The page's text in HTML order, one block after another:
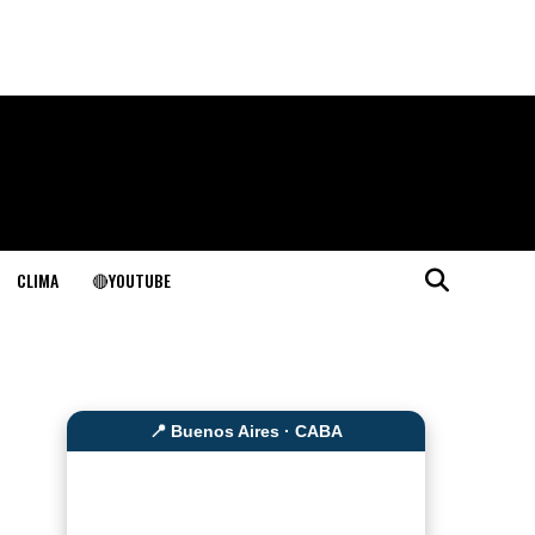
CLIMA 🔴YOUTUBE
📍 Buenos Aires · CABA